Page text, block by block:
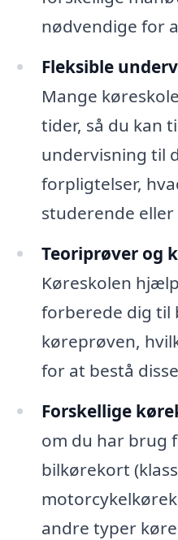
nødvendige for
Fleksible
Mange
tider, så du kan
undervisning til
forpligtelser,
studerende eller
Teoriprøver og
Køreskolen
forberede dig til
køreprøven,
for at bestå
Forskellige
om du har brug
bilkørekort
andre typer